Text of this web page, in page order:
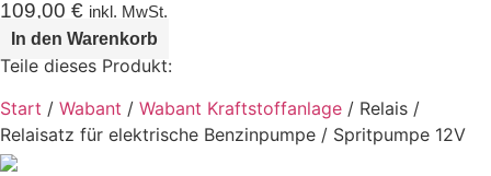
109,00 € inkl. MwSt.
In den Warenkorb
Teile dieses Produkt:
Start / Wabant / Wabant Kraftstoffanlage / Relais /
Relaisatz für elektrische Benzinpumpe / Spritpumpe 12V